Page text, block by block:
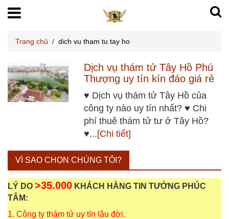
Trang chủ / dich vu tham tu tay ho
Dịch vụ thám tử Tây Hồ Phú
Thượng uy tín kín đáo giá rẻ
♥ Dịch vụ thám tử Tây Hồ của
công ty nào uy tín nhất? ♥ Chi
phí thuê thám tử tư ở Tây Hồ?
♥...[Chi tiết]
VÌ SAO CHỌN CHÚNG TÔI?
LÝ DO >35.000 KHÁCH HÀNG TIN TƯỞNG PHÚC
TÂM:
1. Công ty thám tử uy tín lâu đời.